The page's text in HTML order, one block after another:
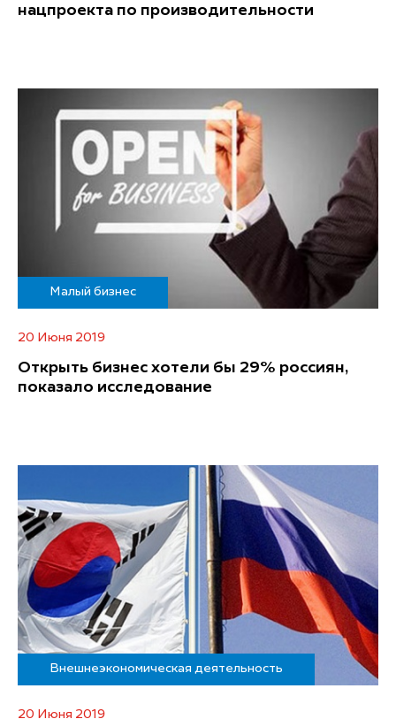
нацпроекта по производительности
Малый бизнес
20 Июня 2019
Открыть бизнес хотели бы 29% россиян,
показало исследование
Внешнеэкономическая деятельность
20 Июня 2019